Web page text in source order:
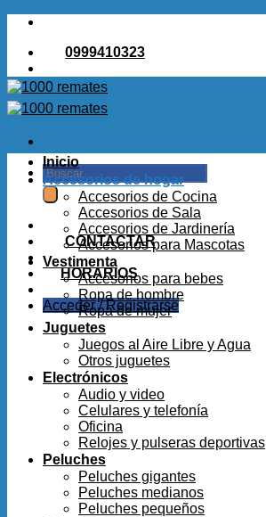
Saltar
contenido0999410323
Buscar
por:
CONTACTAR
HORARIOS
Acceder / Registrarse
Inicio
Accesorios de hogar
Accesorios de Cocina
Accesorios de Sala
Accesorios de Jardinería
Accesorios para Mascotas
Vestimenta
Accesorios para bebes
Ropa de hombre
Ropa de mujer
Juguetes
Juegos al Aire Libre y Agua
Otros juguetes
Electrónicos
Audio y video
Celulares y telefonía
Oficina
Relojes y pulseras deportivas
Peluches
Peluches gigantes
Peluches medianos
Peluches pequeños